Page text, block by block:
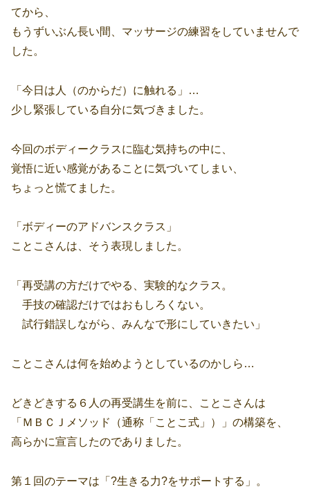
てから、
もうずいぶん長い間、マッサージの練習をしていませんで
した。
「今日は人（のからだ）に触れる」…
少し緊張している自分に気づきました。
今回のボディークラスに臨む気持ちの中に、
覚悟に近い感覚があることに気づいてしまい、
ちょっと慌てました。
「ボディーのアドバンスクラス」
ことこさんは、そう表現しました。
「再受講の方だけでやる、実験的なクラス。
手技の確認だけではおもしろくない。
試行錯誤しながら、みんなで形にしていきたい」
ことこさんは何を始めようとしているのかしら…
どきどきする６人の再受講生を前に、ことこさんは
「ＭＢＣＪメソッド（通称「ことこ式」）」の構築を、
高らかに宣言したのでありました。
第１回のテーマは「?生きる力?をサポートする」。